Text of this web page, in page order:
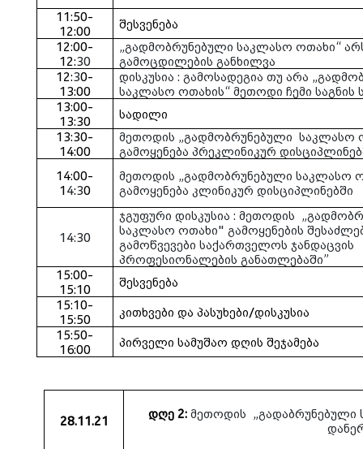
11:50-
12:00
შესვენება
12:00-
12:30
„გადმობრუნებული საკლასო ოთახი“
გამოცდილების განხილვა
12:30-
13:00
დისკუსია : გამოსადეგია თუ არა
საკლასო ოთახის“ მეთოდი ჩემი საგნის
13:00-
13:30
სადილი
13:30-
14:00
მეთოდის „გადმობრუნებული საკლასო
გამოყენება პრეკლინიკურ
14:00-
14:30
მეთოდის „გადმობრუნებული საკლასო
გამოყენება კლინიკურ დისციპლინებში
14:30
ჯგუფური დისკუსია : მეთოდის
საკლასო ოთახი" გამოყენების
გამოწვევები საქართველოს ჯანდაცვის
პროფესიონალების განათლებაში”
15:00-
15:10
შესვენება
15:10-
15:50
კითხვები და პასუხები/დისკუსია
15:50-
16:00
პირველი სამუშაო დღის შეჯამება
28.11.21 დღე 2: მეთოდის „გადაბრუნებული